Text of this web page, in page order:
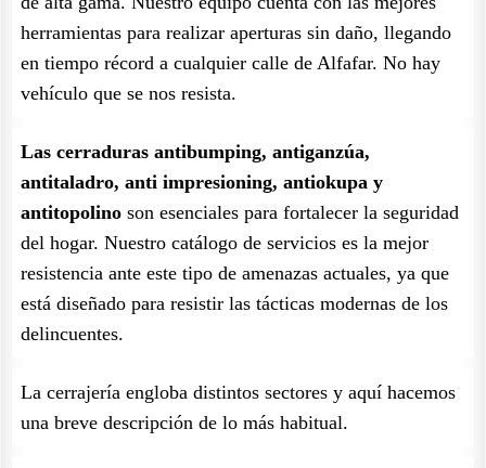
herramientas para realizar aperturas sin daño, llegando
en tiempo récord a cualquier calle de Alfafar. No hay
vehículo que se nos resista.
Las cerraduras antibumping, antiganzúa,
antitaladro, anti impresioning, antiokupa y
antitopolino son esenciales para fortalecer la seguridad
del hogar. Nuestro catálogo de servicios es la mejor
resistencia ante este tipo de amenazas actuales, ya que
está diseñado para resistir las tácticas modernas de los
delincuentes.
La cerrajería engloba distintos sectores y aquí hacemos
una breve descripción de lo más habitual.